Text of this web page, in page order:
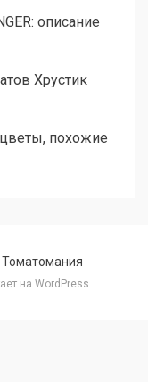
описание
Хрустик
похожие
Томатомания
на WordPress